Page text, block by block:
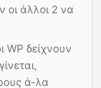
οι άλλοι 2 να
WP δείχνουν
ά-λα